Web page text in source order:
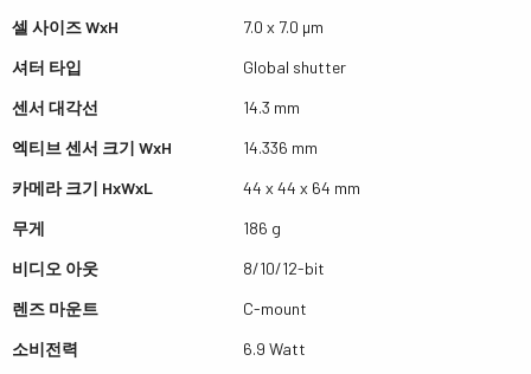
셀 사이즈 WxH
7.0 x 7.0 µm
셔터 타입
Global shutter
센서 대각선
14.3 mm
엑티브 센서 크기 WxH
14.336 mm
카메라 크기 HxWxL
44 x 44 x 64 mm
무게
186 g
비디오 아웃
8/10/12-bit
렌즈 마운트
C-mount
소비전력
6.9 Watt